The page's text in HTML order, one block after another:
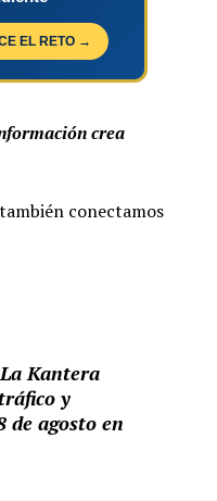
EL RETO →
crea
conectamos
Kantera
y
de agosto en